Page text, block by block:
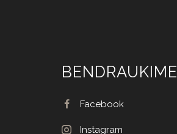
BENDRAUKIME
Facebook
Instagram